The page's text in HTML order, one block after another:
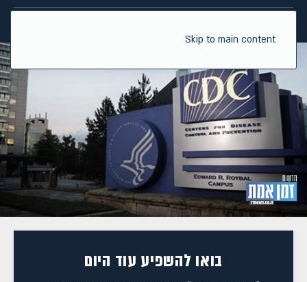
Skip to main content
בואו להשפיע עוד היום